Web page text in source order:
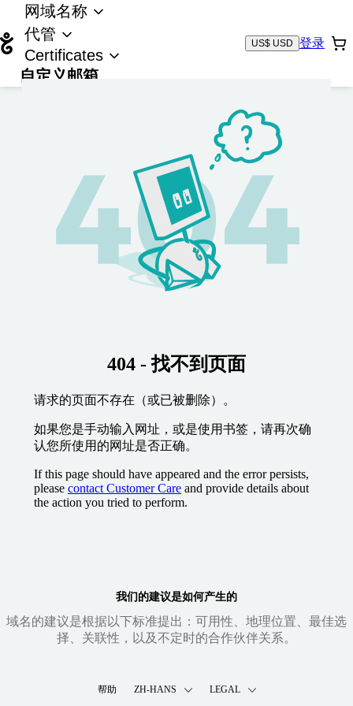
网域名称
代管
Certificates
自定义邮箱
US$ USD 登录
404 - 找不到页面
请求的页面不存在（或已被删除）。
如果您是手动输入网址，或是使用书签，请再次确
认您所使用的网址是否正确。
If this page should have appeared and the error persists,
please contact Customer Care and provide details about
the action you tried to perform.
我们的建议是如何产生的
域名的建议是根据以下标准提出：可用性、地理位置、最佳选
择、关联性，以及不定时的合作伙伴关系。
帮助 ZH-HANS LEGAL